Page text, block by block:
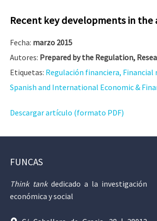
Recent key developments in
Fecha: marzo 2015
Autores: Prepared by the Regulation,
Etiquetas: Regulación financiera,
Spanish and International Economic &
Descargar artículo (formato PDF)
FUNCAS
Think tankdedicado a la investigación
económica y social